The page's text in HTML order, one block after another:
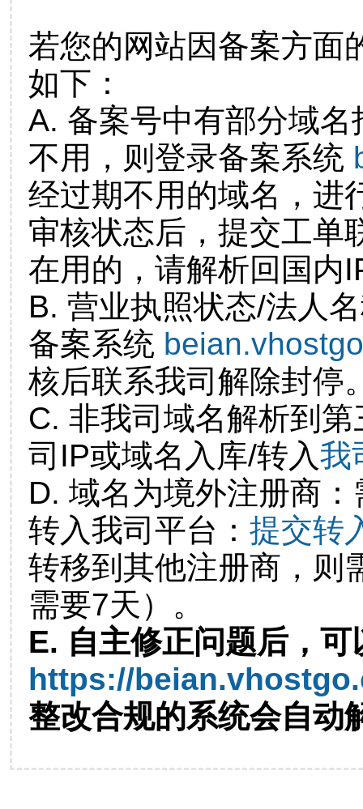
若您的网站因备案方面
如下：
A. 备案号中有部分域
不用，则登录备案系统
经过期不用的域名，进
审核状态后，提交工单
在用的，请解析回国内
B. 营业执照状态/法人
备案系统
核后联系我司解除封停
C. 非我司域名解析到
司IP或域名入库/转入我
D. 域名为境外注册商
转入我司平台： 提交转
转移到其他注册商，则
需要7天）。
E. 自主修正问题后，可
https://
整改合规的系统会自动